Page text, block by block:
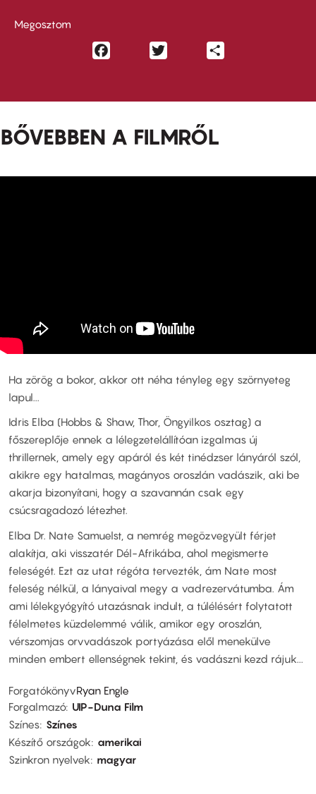
Megosztom
Facebook
BŐVEBBEN A FILMRŐL
Ha zörög a bokor, akkor ott néha tényleg egy szörnyeteg
lapul...
Idris Elba (Hobbs & Shaw, Thor, Öngyilkos osztag) a
főszereplője ennek a lélegzetelállítóan izgalmas új
thrillernek, amely egy apáról és két tinédzser lányáról szól,
akikre egy hatalmas, magányos oroszlán vadászik, aki be
akarja bizonyítani, hogy a szavannán csak egy
csúcsragadozó létezhet.
Elba Dr. Nate Samuelst, a nemrég megözvegyült férjet
alakítja, aki visszatér Dél-Afrikába, ahol megismerte
feleségét. Ezt az utat régóta tervezték, ám Nate most
feleség nélkül, a lányaival megy a vadrezervátumba. Ám
ami lélekgyógyító utazásnak indult, a túlélésért folytatott
félelmetes küzdelemmé válik, amikor egy oroszlán,
vérszomjas orvvadászok portyázása elől menekülve
minden embert ellenségnek tekint, és vadászni kezd rájuk...
ForgatókönyvRyan Engle
Forgalmazó UIP-Duna Film
Színes Színes
Készítő országok
amerikai
Szinkron nyelvek
magyar